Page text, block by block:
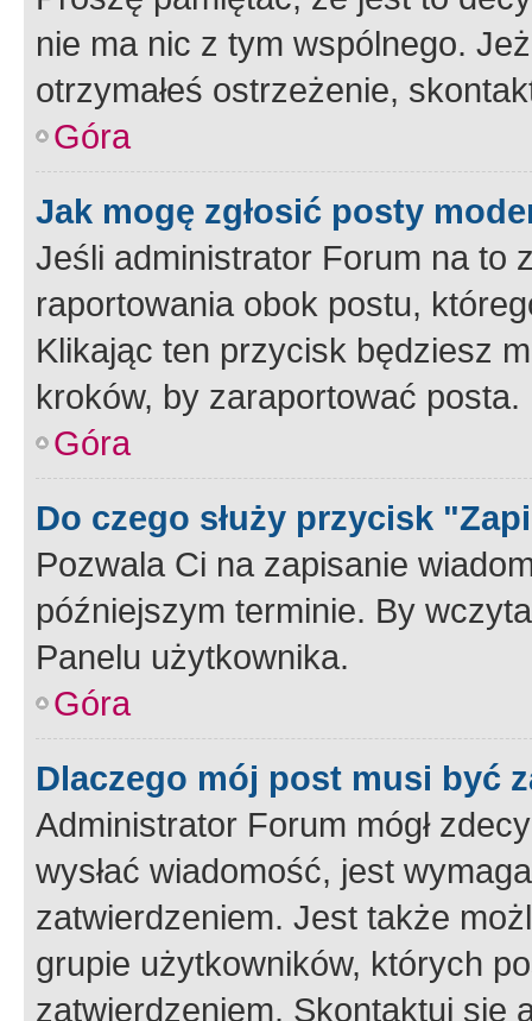
nie ma nic z tym wspólnego.
otrzymałeś ostrzeżenie,
Góra
Jak mogę zgłosić posty
Jeśli administrator Forum na to
raportowania obok postu,
Klikając ten przycisk będziesz
kroków, by zaraportować posta.
Góra
Do czego służy przycisk
Pozwala Ci na zapisanie
późniejszym terminie. By
Panelu użytkownika.
Góra
Dlaczego mój post musi być
Administrator Forum mógł
wysłać wiadomość, jest
zatwierdzeniem. Jest także
grupie użytkowników, których
zatwierdzeniem. Skontaktuj się